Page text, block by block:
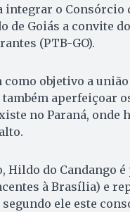
integrar o
de Goiás a convite
(PTB-GO).
como objetivo a
aperfeiçoar
no Paraná, onde
Hildo do Candango
à Brasília) e
ele este